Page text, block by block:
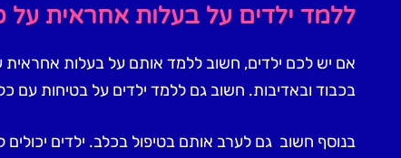
ללמד ילדים על בעלות אחראית על
אם יש לכם ילדים, חשוב ללמד אותם על בעלות אחראית
בכבוד ובאדיבות. חשוב גם ללמד ילדים על בטיחות עם
בנוסף חשוב גם לערב אותם בטיפול בכלב. ילדים יכולים